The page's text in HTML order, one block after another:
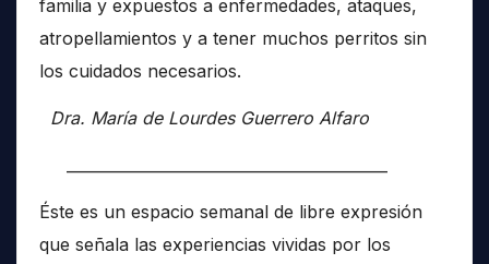
familia y expuestos a enfermedades, ataques,
atropellamientos y a tener muchos perritos sin
los cuidados necesarios.
Dra. María de Lourdes Guerrero Alfaro
Éste es un espacio semanal de libre expresión
que señala las experiencias vividas por los